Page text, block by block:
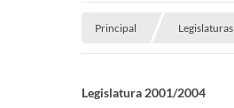
Principal Legislaturas
Legislatura 2001/2004